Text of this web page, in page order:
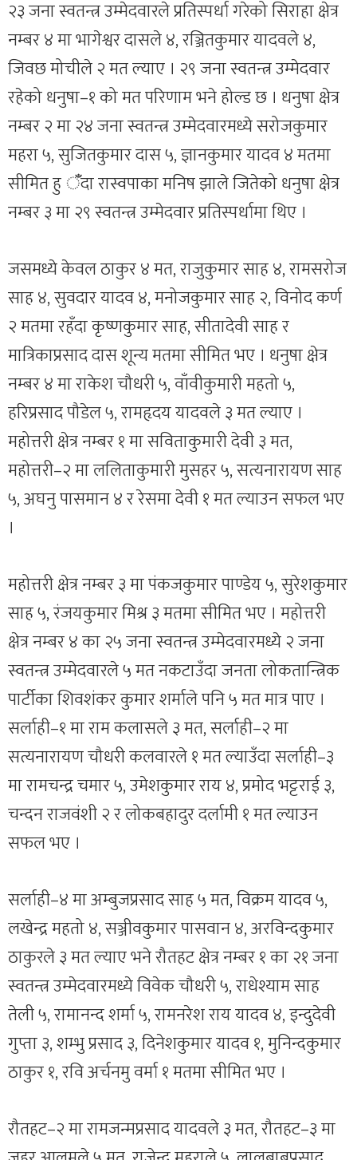
२३ जना स्वतन्त्र उम्मेदवारले प्रतिस्पर्धा गरेको सिराहा क्षेत्र
नम्बर ४ मा भागेश्वर दासले ४, रञ्जितकुमार यादवले ४,
जिवछ मोचीले २ मत ल्याए । २९ जना स्वतन्त्र उम्मेदवार
रहेको धनुषा–१ को मत परिणाम भने होल्ड छ । धनुषा क्षेत्र
नम्बर २ मा २४ जना स्वतन्त्र उम्मेदवारमध्ये सरोजकुमार
महरा ५, सुजितकुमार दास ५, ज्ञानकुमार यादव ४ मतमा
सीमित हु ँदा रास्वपाका मनिष झाले जितेको धनुषा क्षेत्र
नम्बर ३ मा २९ स्वतन्त्र उम्मेदवार प्रतिस्पर्धामा थिए ।
जसमध्ये केवल ठाकुर ४ मत, राजुकुमार साह ४, रामसरोज
साह ४, सुवदार यादव ४, मनोजकुमार साह २, विनोद कर्ण
२ मतमा रहँदा कृष्णकुमार साह, सीतादेवी साह र
मात्रिकाप्रसाद दास शून्य मतमा सीमित भए । धनुषा क्षेत्र
नम्बर ४ मा राकेश चौधरी ५, वाँवीकुमारी महतो ५,
हरिप्रसाद पौडेल ५, रामहृदय यादवले ३ मत ल्याए ।
महोत्तरी क्षेत्र नम्बर १ मा सविताकुमारी देवी ३ मत,
महोत्तरी–२ मा ललिताकुमारी मुसहर ५, सत्यनारायण साह
५, अघनु पासमान ४ र रेसमा देवी १ मत ल्याउन सफल भए
।
महोत्तरी क्षेत्र नम्बर ३ मा पंकजकुमार पाण्डेय ५, सुरेशकुमार
साह ५, रंजयकुमार मिश्र ३ मतमा सीमित भए । महोत्तरी
क्षेत्र नम्बर ४ का २५ जना स्वतन्त्र उम्मेदवारमध्ये २ जना
स्वतन्त्र उम्मेदवारले ५ मत नकटाउँदा जनता लोकतान्त्रिक
पार्टीका शिवशंकर कुमार शर्माले पनि ५ मत मात्र पाए ।
सर्लाही–१ मा राम कलासले ३ मत, सर्लाही–२ मा
सत्यनारायण चौधरी कलवारले १ मत ल्याउँदा सर्लाही–३
मा रामचन्द्र चमार ५, उमेशकुमार राय ४, प्रमोद भट्टराई ३,
चन्दन राजवंशी २ र लोकबहादुर दर्लामी १ मत ल्याउन
सफल भए ।
सर्लाही–४ मा अम्बुजप्रसाद साह ५ मत, विक्रम यादव ५,
लखेन्द्र महतो ४, सञ्जीवकुमार पासवान ४, अरविन्दकुमार
ठाकुरले ३ मत ल्याए भने रौतहट क्षेत्र नम्बर १ का २१ जना
स्वतन्त्र उम्मेदवारमध्ये विवेक चौधरी ५, राधेश्याम साह
तेली ५, रामानन्द शर्मा ५, रामनरेश राय यादव ४, इन्दुदेवी
गुप्ता ३, शम्भु प्रसाद ३, दिनेशकुमार यादव १, मुनिन्दकुमार
ठाकुर १, रवि अर्चनमु वर्मा १ मतमा सीमित भए ।
रौतहट–२ मा रामजन्मप्रसाद यादवले ३ मत, रौतहट–३ मा